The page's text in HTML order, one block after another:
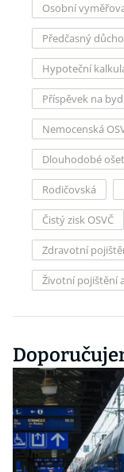
Osobní
Předčasný
Hypoteční
Příspěvek na
Nemocenská
Dlouhodobé
Rodičovská
Čistý zisk OSVČ
Zdravotní
Životní pojištění